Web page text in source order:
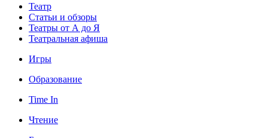
Театр
Статьи и обзоры
Театры от А до Я
Театральная афиша
Игры
Образование
Time In
Чтение